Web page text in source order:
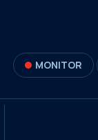
MONITOR